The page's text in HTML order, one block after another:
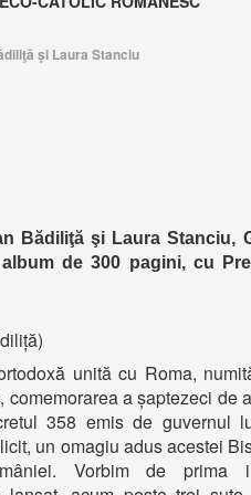
şi Laura Stanciu
Bădiliţă şi Laura Stanciu,
album de 300 pagini, cu
unită cu Roma,
comemorarea a șaptezeci de
358 emis de guvernul
un omagiu adus acestei
Vorbim de prima